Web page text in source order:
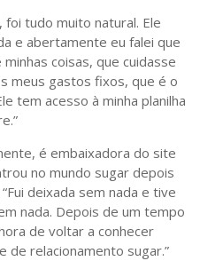
foi tudo muito natural. Ele
e abertamente eu falei que
coisas, que cuidasse
meus gastos fixos, que é o
tem acesso à minha planilha
é embaixadora do site
no mundo sugar depois
deixada sem nada e tive
nada. Depois de um tempo
de voltar a conhecer
de relacionamento sugar.”